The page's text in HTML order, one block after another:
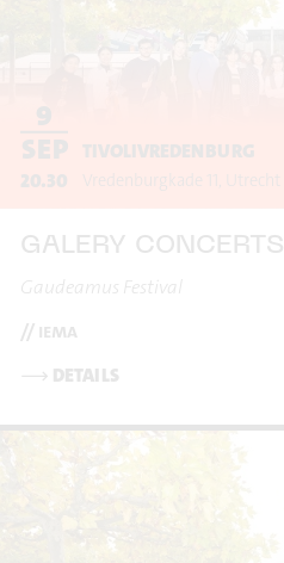
9
SEP
20.30
TIVOLIVREDENBURG
Vredenburgkade 11
GALERY CONCERTS
Gaudeamus Festival
// iema
⟶ DETAILS